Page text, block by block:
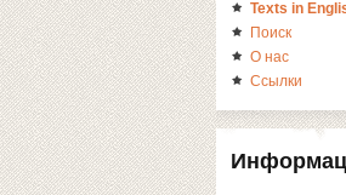
Texts in
Поиск
О нас
Ссылки